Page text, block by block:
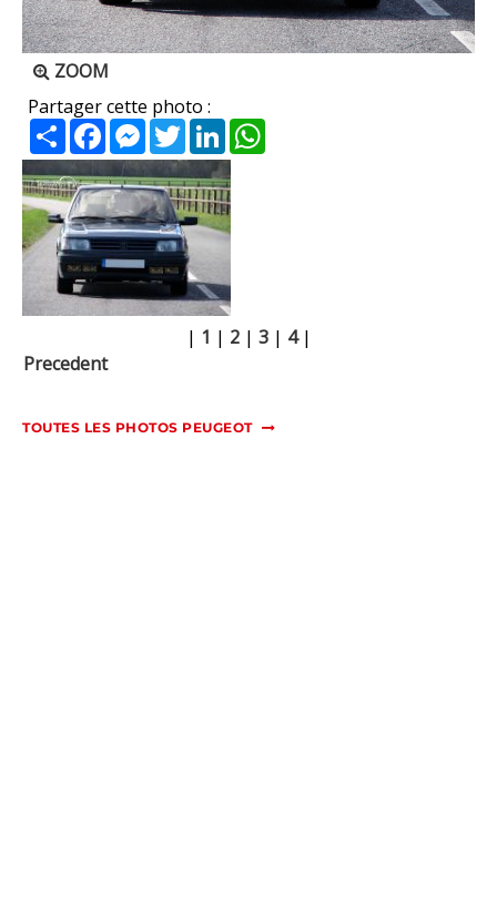
ZOOM
Partager cette photo :
PartagerFacebookMessenger
TwitterLinkedIn
| 1 | 2| 3| 4|
Precedent
TOUTES LES PHOTOS PEUGEOT